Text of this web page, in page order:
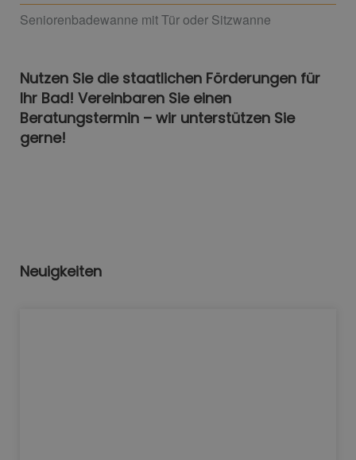
Seniorenbadewanne mit Tür oder Sitzwanne
Nutzen Sie die staatlichen Förderungen für
Ihr Bad! Vereinbaren Sie einen
Beratungstermin – wir unterstützen Sie
gerne!
Neuigkeiten